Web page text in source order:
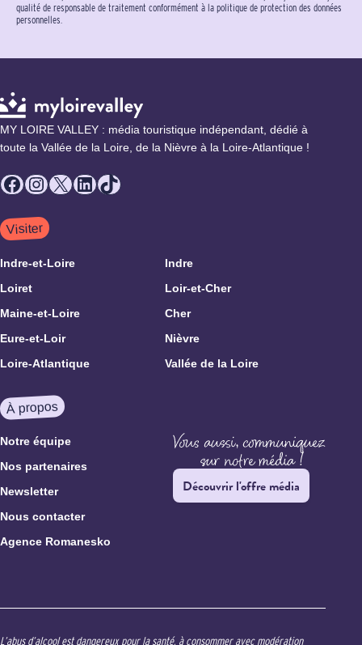
qualité de responsable de traitement conformément à la politique de protection des données
personnelles.
MY LOIRE VALLEY : média touristique indépendant, dédié à
toute la Vallée de la Loire, de la Nièvre à la Loire-Atlantique !
Facebook
Instagram
X LinkedIn
TikTok
Visiter
Indre-et-Loire
Indre
Loiret
Loir-et-Cher
Maine-et-Loire
Cher
Eure-et-Loir
Nièvre
Loire-Atlantique
Vallée de la Loire
À propos
Notre équipe
Nos partenaires
Newsletter
Nous contacter
Agence Romanesko
Découvrir l'offre média
L’abus d’alcool est dangereux pour la santé, à consommer avec modération